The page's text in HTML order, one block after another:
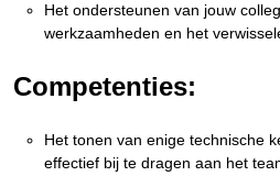
Het ondersteunen van jouw
werkzaamheden en het
Competenties:
Het tonen van enige technische
effectief bij te dragen aan het